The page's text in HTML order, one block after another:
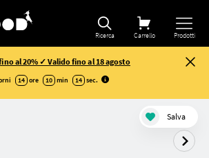
Ricerca Carrello Prodotti
al 20% ✓ Valido fino al 18 agosto
14 ore 10 min 13 sec.
Salva